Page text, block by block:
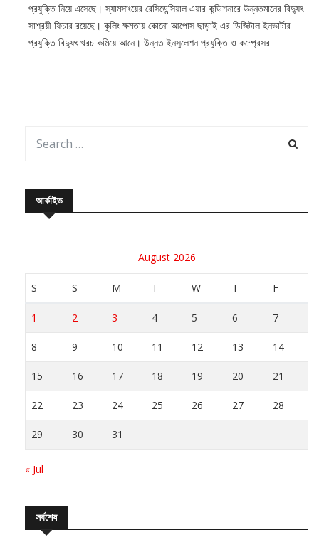
প্রযুক্তি নিয়ে এসেছে। স্যামসাংয়ের রেসিডেন্সিয়াল এয়ার কন্ডিশনারে উন্নতমানের বিদ্যুৎ
সাশ্রয়ী ফিচার রয়েছে। কুলিং ক্ষমতায় কোনো আপোস ছাড়াই এর ডিজিটাল ইনভার্টার
প্রযুক্তি বিদ্যুৎ খরচ কমিয়ে আনে। উন্নত ইনসুলেশন প্রযুক্তি ও কম্প্রেসর
আর্কাইভ
August 2026
S S M T W T F
1 2 3 4 5 6 7
8 9 10 11 12 13 14
15 16 17 18 19 20 21
22 23 24 25 26 27 28
29 30 31
« Jul
সর্বশেষ